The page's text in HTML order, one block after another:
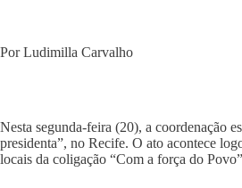
Por Ludimilla Carvalho
Nesta segunda-feira (20), a coordenação
presidenta”, no Recife. O ato acontece
locais da coligação “Com a força do